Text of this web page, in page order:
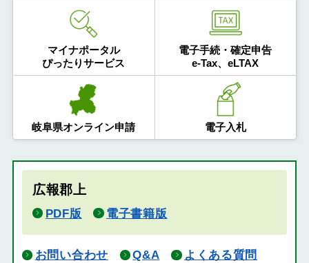
マイナポータル
ぴったりサービス
電子手続・確定申告
e-Tax、eLTAX
岐阜県オンライン申請 電子入札
広報郡上
PDF版 電子書籍版
お問い合わせ Q&A
よくある質問